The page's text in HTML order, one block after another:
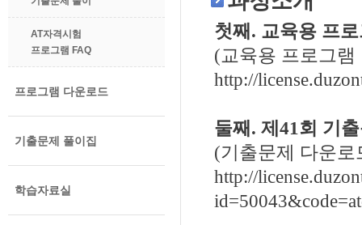
AT자격시험
프로그램 FAQ
프로그램 다운로드
기출문제 풀이집
학습자료실
첫째. 교육용 프
(교육용 프로그
http://
둘째. 제41회 기
(기출문제 다운로
http://